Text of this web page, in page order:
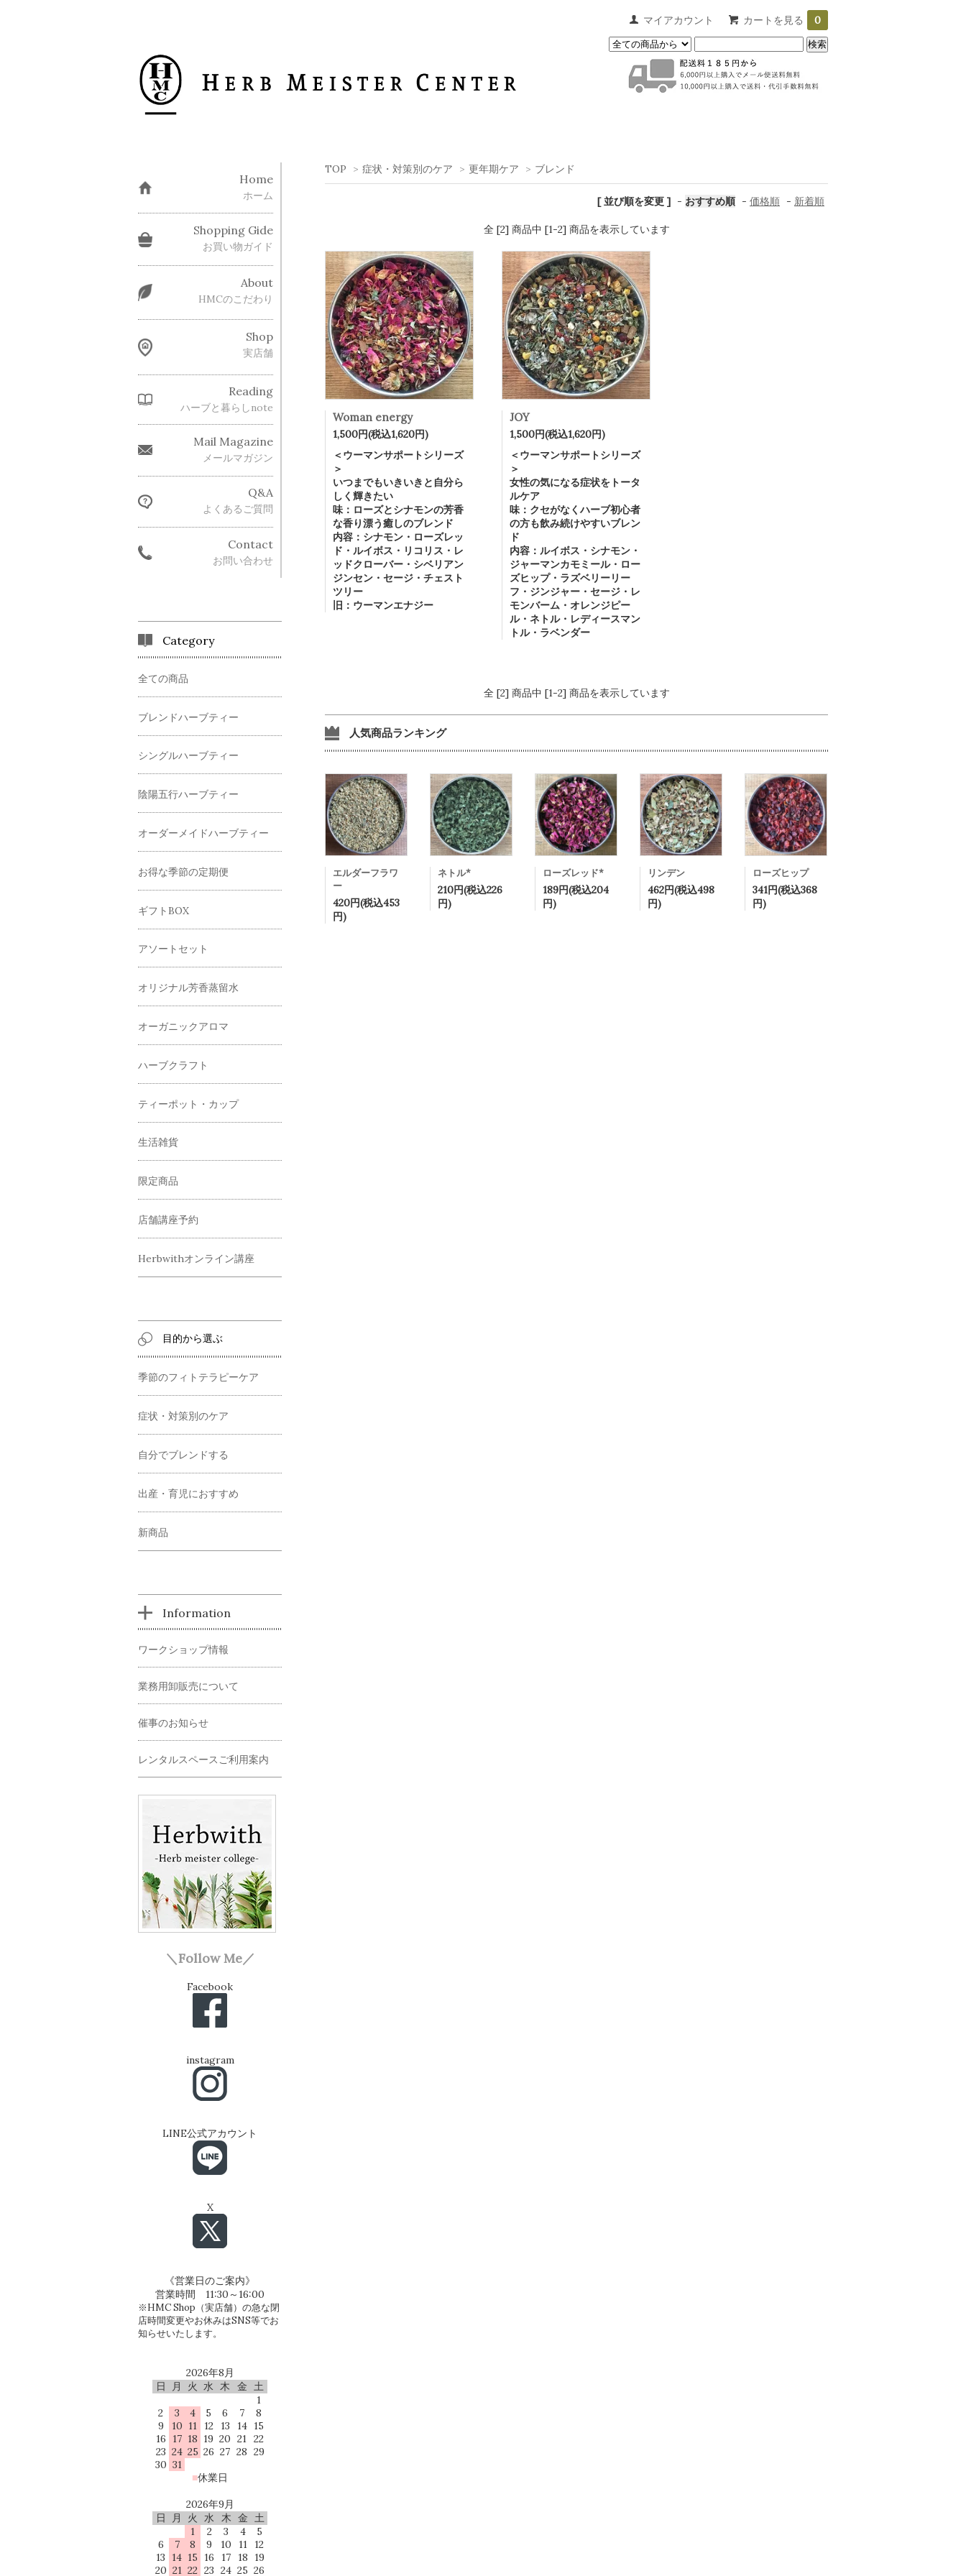
マイアカウント カートを見る 0
TOP > 症状・対策別のケア > 更年期ケア > ブレンド
[ 並び順を変更 ] - おすすめ順 - 価格順 - 新着順
全 [2] 商品中 [1-2] 商品を表示しています
Woman energy
1,500円(税込1,620円)
＜ウーマンサポートシリーズ
＞
いつまでもいきいきと自分ら
しく輝きたい
味：ローズとシナモンの芳香
な香り漂う癒しのブレンド
内容：シナモン・ローズレッ
ド・ルイボス・リコリス・レ
ッドクローバー・シベリアン
ジンセン・セージ・チェスト
ツリー
旧：ウーマンエナジー
JOY
1,500円(税込1,620円)
＜ウーマンサポートシリーズ
＞
女性の気になる症状をトータ
ルケア
味：クセがなくハーブ初心者
の方も飲み続けやすいブレン
ド
内容：ルイボス・シナモン・
ジャーマンカモミール・ロー
ズヒップ・ラズベリーリー
フ・ジンジャー・セージ・レ
モンバーム・オレンジピー
ル・ネトル・レディースマン
トル・ラベンダー
全 [2] 商品中 [1-2] 商品を表示しています
人気商品ランキング
エルダーフラワ
ー
420円(税込453
円)
ネトル*
210円(税込226
円)
ローズレッド*
189円(税込204
円)
リンデン
462円(税込498
円)
ローズヒップ
341円(税込368
円)
Home
ホーム
Shopping Gide
お買い物ガイド
About
HMCのこだわり
Shop
実店舗
Reading
ハーブと暮らしnote
Mail Magazine
メールマガジン
Q&A
よくあるご質問
Contact
お問い合わせ
Category
全ての商品
ブレンドハーブティー
シングルハーブティー
陰陽五行ハーブティー
オーダーメイドハーブティー
お得な季節の定期便
ギフトBOX
アソートセット
オリジナル芳香蒸留水
オーガニックアロマ
ハーブクラフト
ティーポット・カップ
生活雑貨
限定商品
店舗講座予約
Herbwithオンライン講座
目的から選ぶ
季節のフィトテラピーケア
症状・対策別のケア
自分でブレンドする
出産・育児におすすめ
新商品
Information
ワークショップ情報
業務用卸販売について
催事のお知らせ
レンタルスペースご利用案内
＼Follow Me／
Facebook
instagram
LINE公式アカウント
X
《営業日のご案内》
営業時間 11:30～16:00
※HMC Shop（実店舗）の急な閉
店時間変更やお休みはSNS等でお
知らせいたします。
2026年8月
日
月 火 水 木 金
土
1
2
3 4 5 6 7
8
9
10 11 12 13 14 15
16
17 18 19 20 21
22
23 24 25 26 27 28 29
30 31
■休業日
2026年9月
日
月 火 水 木 金
土
1
2 3 4
5
6
7 8 9 10 11
12
13
14 15 16 17 18
19
20 21 22 23 24 25 26